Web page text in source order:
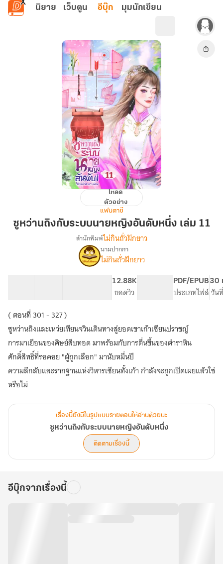
ข้ามไปยังเนื้อหาหลัก
นิยาย เว็บตูน อีบุ๊ก มุมนักเขียน
ถิ
ระบบ
เล่ม
11
โหลด
ตัวอย่าง
แฟนตาซี
ซูหว่านถิงกับระบบนายหญิงอันดับหนึ่ง เล่ม 11
เรื่อง
ซู
หว่าน
ถิ
งกับ
ระบบ
หญิง
อันดับ
หนึ่ง
สำนักพิมพ์ไม่กินถั่วฝักยาว
นามปากกา
ไม่กินถั่วฝักยาว
12.88K
ยอดวิว
PDF/EPUB
ประเภทไฟล์
30
วัน
( ตอนที่ 301 - 327 )
ซูหว่านถิงและเหว่ยเทียนจวินเดินทางสู่ยอดเขาเก้าเซียนปราชญ์
การมาเยือนของศิษย์สืบทอด มาพร้อมกับการตื่นขึ้นของตำราหิน
ศักดิ์สิทธิ์ที่รอคอย "ผู้ถูกเลือก" มานับหมื่นปี
ความลึกลับและรากฐานแห่งวิหารเซียนทั้งเก้า กำลังจะถูกเปิดเผยแล้วใช่
หรือไม่
เรื่องนี้ยังมีในรูปแบบรายตอนให้อ่านด้วยนะ
ซูหว่านถิงกับระบบนายหญิงอันดับหนึ่ง
ติดตามเรื่องนี้
อีบุ๊กจากเรื่องนี้